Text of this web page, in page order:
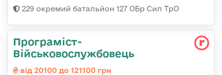
229 окремий батальйон 127 ОБр Сил ТрО
Програміст-
Військовослужбовець
від 20100 до 121100 грн